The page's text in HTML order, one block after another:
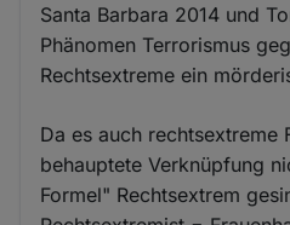
Santa Barbara 2014 und
Phänomen Terrorismus
Rechtsextreme ein
Da es auch rechtsextreme
behauptete Verknüpfung
Formel" Rechtsextrem